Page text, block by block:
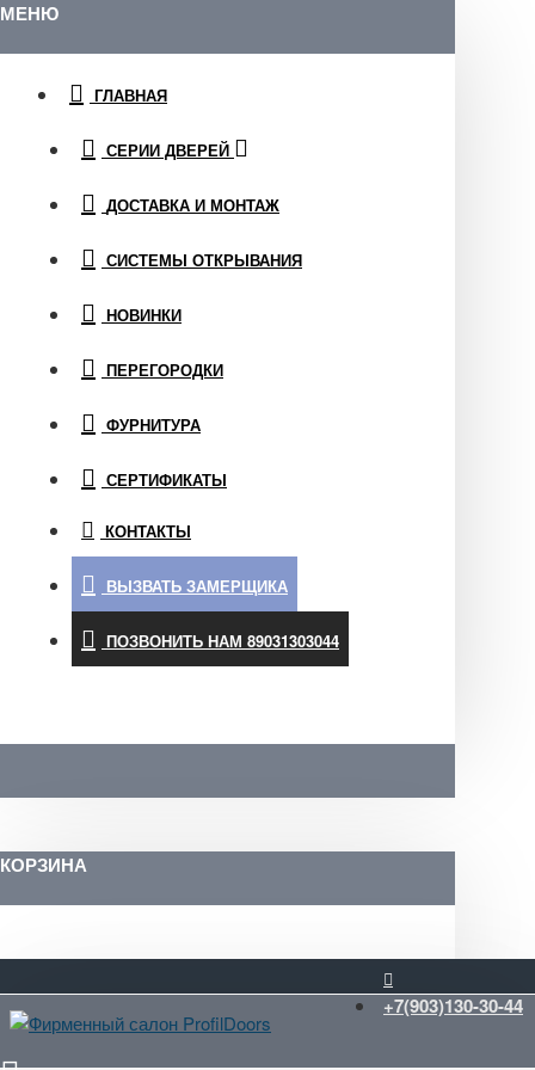
МЕНЮ
ГЛАВНАЯ
СЕРИИ ДВЕРЕЙ
ДОСТАВКА И МОНТАЖ
СИСТЕМЫ ОТКРЫВАНИЯ
НОВИНКИ
ПЕРЕГОРОДКИ
ФУРНИТУРА
СЕРТИФИКАТЫ
КОНТАКТЫ
ВЫЗВАТЬ ЗАМЕРЩИКА
ПОЗВОНИТЬ НАМ 89031303044
КОРЗИНА
+7(903)130-30-44